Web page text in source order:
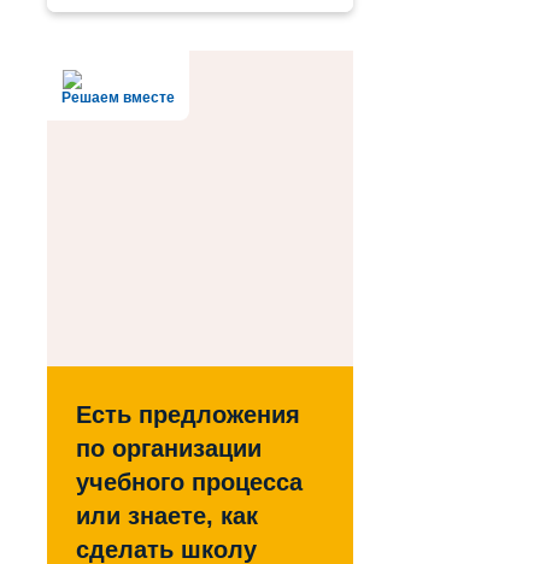
Решаем вместе
Есть предложения
по организации
учебного процесса
или знаете, как
сделать школу